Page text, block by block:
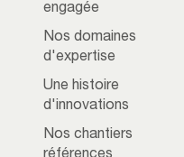
engagée
Nos domaines
d'expertise
Une histoire
d'innovations
Nos chantiers